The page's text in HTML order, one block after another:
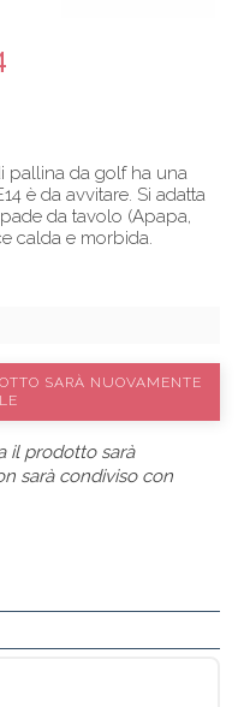
pallina da golf ha una
è da avvitare. Si adatta
da tavolo (Apapa,
calda e morbida.
SARÀ NUOVAMENTE
il prodotto sarà
sarà condiviso con